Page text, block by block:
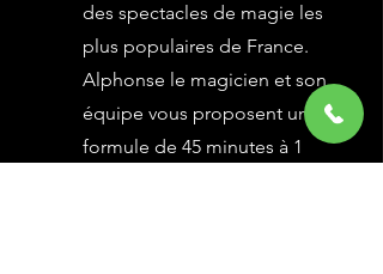
des spectacles de magie les
plus populaires de France.
Alphonse le magicien et son
équipe vous proposent une
formule de 45 minutes à 1